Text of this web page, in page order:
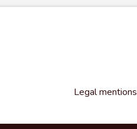
Legal mentions